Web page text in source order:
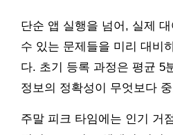
단순 앱 실행을 넘어, 실제
수 있는 문제들을 미리 대비
다. 초기 등록 과정은 평균 5
정보의 정확성이 무엇보다
주말 피크 타임에는 인기 거